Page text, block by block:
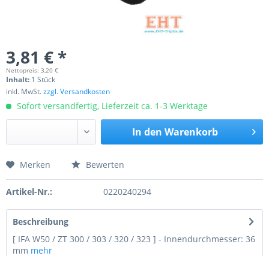
3,81 € *
Nettopreis: 3,20 €
Inhalt: 1 Stück
inkl. MwSt.zzgl. Versandkosten
Sofort versandfertig, Lieferzeit ca. 1-3 Werktage
In den Warenkorb
Preis anfragen
Merken Bewerten
Artikel-Nr.: 0220240294
Beschreibung
[ IFA W50 / ZT 300 / 303 / 320 / 323 ] - Innendurchmesser: 36
mm mehr